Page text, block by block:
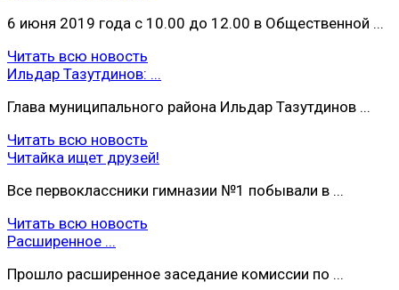
6 июня 2019 года с 10.00 до 12.00 в Общественной ...
Читать всю новость
Ильдар Тазутдинов: ...
Глава муниципального района Ильдар Тазутдинов ...
Читать всю новость
Читайка ищет друзей!
Все первоклассники гимназии №1 побывали в ...
Читать всю новость
Расширенное ...
Прошло расширенное заседание комиссии по ...